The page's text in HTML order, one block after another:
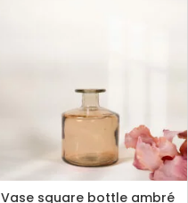
Vase square bottle ambré